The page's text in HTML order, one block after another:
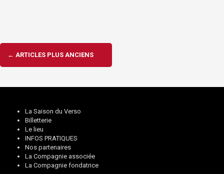
Navigation
des
articles
← ARTICLES PLUS ANCIENS
La Saison du Verso
Billetterie
Le lieu
INFOS PRATIQUES
Nos partenaires
La Compagnie associée
La Compagnie fondatrice